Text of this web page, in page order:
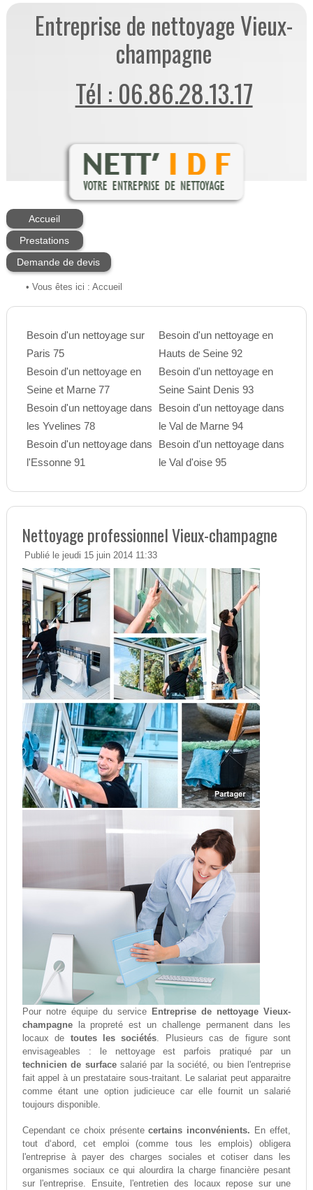
Entreprise de nettoyage Vieux-
champagne
Tél : 06.86.28.13.17
Accueil
Prestations
Demande de devis
• Vous êtes ici : Accueil
Besoin d'un nettoyage sur
Paris 75
Besoin d'un nettoyage en
Seine et Marne 77
Besoin d'un nettoyage dans
les Yvelines 78
Besoin d'un nettoyage dans
l'Essonne 91
Besoin d'un nettoyage en
Hauts de Seine 92
Besoin d'un nettoyage en
Seine Saint Denis 93
Besoin d'un nettoyage dans
le Val de Marne 94
Besoin d'un nettoyage dans
le Val d'oise 95
Nettoyage professionnel Vieux-champagne
Publié le jeudi 15 juin 2014 11:33
Pour notre équipe du service Entreprise de nettoyage Vieux-
champagnela propreté est un challenge permanent dans les
locaux de toutes les sociétés. Plusieurs cas de figure sont
envisageables : le nettoyage est parfois pratiqué par un
technicien de surfacesalarié par la société, ou bien l'entreprise
fait appel à un prestataire sous-traitant. Le salariat peut apparaitre
comme étant une option judicieuce car elle fournit un salarié
toujours disponible.
Cependant ce choix présentecertains inconvénients. En effet,
tout d‘abord, cet emploi (comme tous les emplois) obligera
l'entreprise à payer des charges sociales et cotiser dans les
organismes sociaux ce qui alourdira la charge financière pesant
sur l'entreprise. Ensuite, l'entretien des locaux repose sur une